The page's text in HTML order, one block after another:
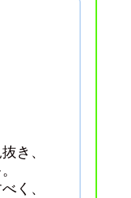
き、
く、